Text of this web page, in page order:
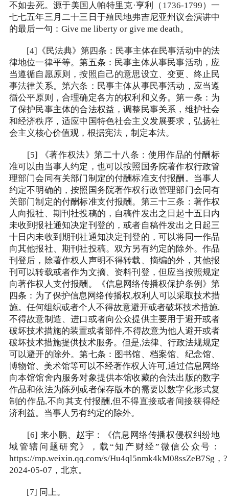
不如去死。源于美国人帕特里克·亨利（1736-1799）一
七七五年三月二十三日于殖民地弗吉尼亚州议会演讲中
的最后一句：Give me liberty or give me death。
[4]《民法典》第四条：民事主体在民事活动中的法
律地位一律平等。第五条：民事主体从事民事活动，应
当遵循自愿原则，按照自己的意思设立、变更、终止民
事法律关系。第六条：民事主体从事民事活动，应当遵
循公平原则，合理确定各方的权利和义务。第一条：为
了保护民事主体的合法权益，调整民事关系，维护社会
和经济秩序，适应中国特色社会主义发展要求，弘扬社
会主义核心价值观，根据宪法，制定本法。
[5] 《著作权法》第二十八条：使用作品的付酬标
准可以由当事人约定，也可以按照国务院著作权行政管
理部门会同有关部门制定的付酬标准支付报酬。当事人
约定不明确的，按照国务院著作权行政管理部门会同有
关部门制定的付酬标准支付报酬。第三十三条：著作权
人向报社、期刊社投稿的，自稿件发出之日起十五日内
未收到报社通知决定刊登的，或者自稿件发出之日起三
十日内未收到期刊社通知决定刊登的，可以将同一作品
向其他报社、期刊社投稿。双方另有约定的除外。作品
刊登后，除著作权人声明不得转载、摘编的外，其他报
刊可以转载或者作为文摘、资料刊登，但应当按照规定
向著作权人支付报酬。《信息网络传播权保护条例》第
四条：为了保护信息网络传播权,权利人可以采取技术措
施。任何组织或者个人不得故意避开或者破坏技术措施,
不得故意制造、进口或者向公众提供主要用于避开或者
破坏技术措施的装置或者部件,不得故意为他人避开或者
破坏技术措施提供技术服务。但是,法律、行政法规规定
可以避开的除外。第七条：图书馆、档案馆、纪念馆、
博物馆、美术馆等可以不经著作权人许可,通过信息网络
向本馆馆舍内服务对象提供本馆收藏的合法出版的数字
作品和依法为陈列或者保存版本的需要以数字化形式复
制的作品,不向其支付报酬,但不得直接或者间接获得经
济利益。当事人另有约定的除外。
[6] 来小鹏、赵宇：《信息网络传播权侵权纠纷地
域管辖问题研究》，载“知产财经”微信公众号：
https://mp.weixin.qq.com/s/Hu4ql5nmk4kM08ssZeB7Sg，?
2024-05-07，北京。
[7] 同上。